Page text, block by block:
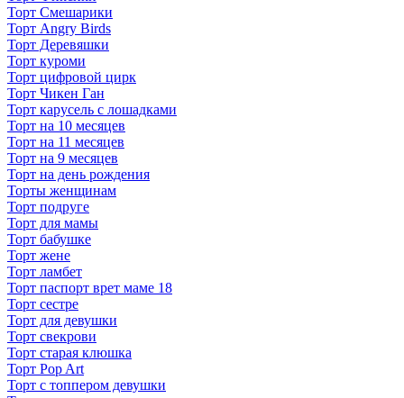
Торт Смешарики
Торт Angry Birds
Торт Деревяшки
Торт куроми
Торт цифровой цирк
Торт Чикен Ган
Торт карусель с лошадками
Торт на 10 месяцев
Торт на 11 месяцев
Торт на 9 месяцев
Торт на день рождения
Торты женщинам
Торт подруге
Торт для мамы
Торт бабушке
Торт жене
Торт ламбет
Торт паспорт врет маме 18
Торт сестре
Торт для девушки
Торт свекрови
Торт старая клюшка
Торт Pop Art
Торт с топпером девушки